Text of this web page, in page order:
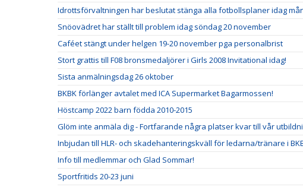
Idrottsförvaltningen har beslutat stänga alla fotbollsplaner idag
Snöovädret har ställt till problem idag söndag 20 november
Caféet stängt under helgen 19-20 november pga personalbrist
Stort grattis till F08 bronsmedaljörer i Girls 2008 Invitational idag!
Sista anmälningsdag 26 oktober
BKBK förlänger avtalet med ICA Supermarket Bagarmossen!
Höstcamp 2022 barn födda 2010-2015
Glöm inte anmäla dig - Fortfarande några platser kvar till vår
Inbjudan till HLR- och skadehanteringskväll för ledarna/tränare i
Info till medlemmar och Glad Sommar!
Sportfritids 20-23 juni